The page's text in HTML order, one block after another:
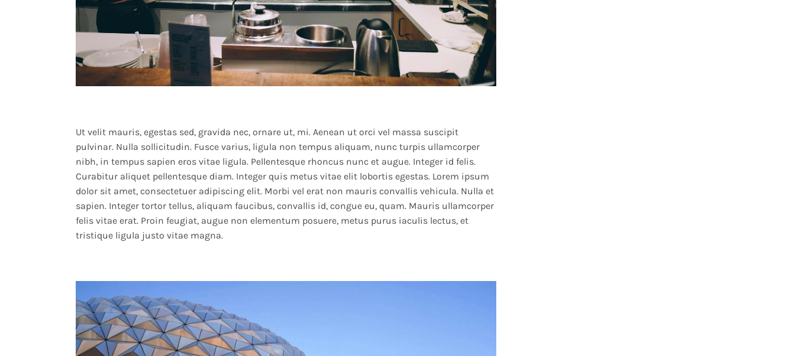
Ut velit mauris, egestas sed, gravida nec, ornare ut, mi. Aenean ut orci vel massa suscipit
pulvinar. Nulla sollicitudin. Fusce varius, ligula non tempus aliquam, nunc turpis ullamcorper
nibh, in tempus sapien eros vitae ligula. Pellentesque rhoncus nunc et augue. Integer id felis.
Curabitur aliquet pellentesque diam. Integer quis metus vitae elit lobortis egestas. Lorem ipsum
dolor sit amet, consectetuer adipiscing elit. Morbi vel erat non mauris convallis vehicula. Nulla et
sapien. Integer tortor tellus, aliquam faucibus, convallis id, congue eu, quam. Mauris ullamcorper
felis vitae erat. Proin feugiat, augue non elementum posuere, metus purus iaculis lectus, et
tristique ligula justo vitae magna.